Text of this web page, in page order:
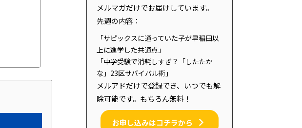
メルマガだけでお届けしています。
先週の内容：
「サピックスに通っていた子が早稲田以
上に進学した共通点」
「中学受験で消耗しすぎ？「したたか
な」23区サバイバル術」
メルアドだけで登録でき、いつでも解
除可能です。もちろん無料！
お申し込みはコチラから